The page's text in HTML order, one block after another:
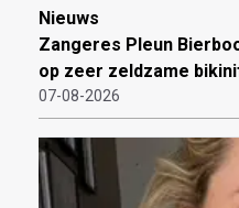
Nieuws
Zangeres Pleun
op zeer zeldzame
07-08-2026